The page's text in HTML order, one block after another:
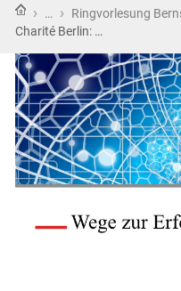
Home
› … › Ringvorlesung
Charité Berlin: …